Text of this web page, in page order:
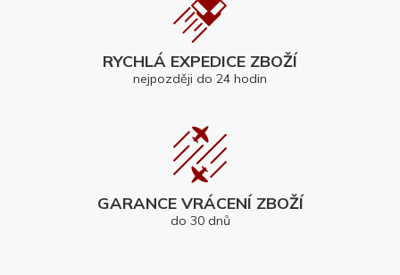
RYCHLÁ EXPEDICE ZBOŽÍ
nejpozději do 24 hodin
GARANCE VRÁCENÍ ZBOŽÍ
do 30 dnů